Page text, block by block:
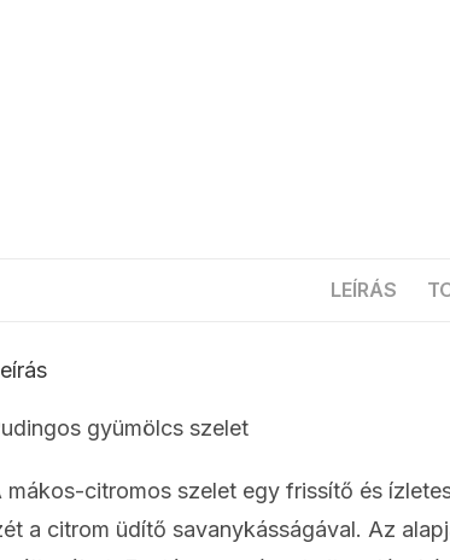
LEÍRÁS
gyümölcs szelet
mákos-citromos szelet egy frissítő és
a citrom üdítő savanykásságával. Az